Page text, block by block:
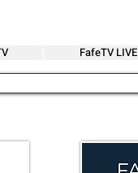
FafeTV LIVE